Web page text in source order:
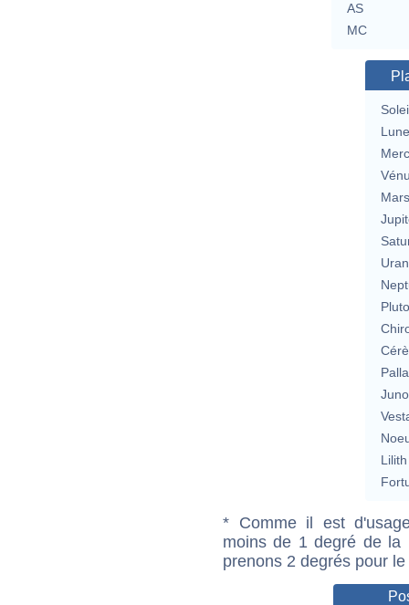
AS
MC
Lune
Mars
Lilith
* Comme il est
moins de 1 degré de la
prenons 2 degrés pour